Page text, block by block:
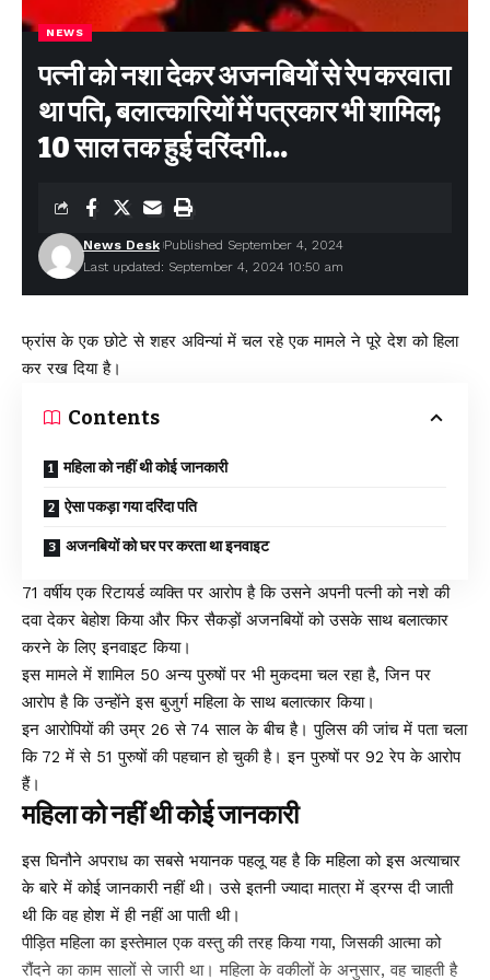
NEWS
पत्नी को नशा देकर अजनबियों से रेप करवाता
था पति, बलात्कारियों में पत्रकार भी शामिल;
10 साल तक हुई दरिंदगी…
Last updated: September 4, 2024 10:50 am
News Desk Published September 4, 2024
फ्रांस के एक छोटे से शहर अविन्यां में चल रहे एक मामले ने पूरे देश को हिला
कर रख दिया है।
Contents
महिला को नहीं थी कोई जानकारी
ऐसा पकड़ा गया दरिंदा पति
अजनबियों को घर पर करता था इनवाइट
71 वर्षीय एक रिटायर्ड व्यक्ति पर आरोप है कि उसने अपनी पत्नी को नशे की
दवा देकर बेहोश किया और फिर सैकड़ों अजनबियों को उसके साथ बलात्कार
करने के लिए इनवाइट किया।
इस मामले में शामिल 50 अन्य पुरुषों पर भी मुकदमा चल रहा है, जिन पर
आरोप है कि उन्होंने इस बुजुर्ग महिला के साथ बलात्कार किया।
इन आरोपियों की उम्र 26 से 74 साल के बीच है। पुलिस की जांच में पता चला
कि 72 में से 51 पुरुषों की पहचान हो चुकी है। इन पुरुषों पर 92 रेप के आरोप
हैं।
महिला को नहीं थी कोई जानकारी
इस घिनौने अपराध का सबसे भयानक पहलू यह है कि महिला को इस अत्याचार
के बारे में कोई जानकारी नहीं थी। उसे इतनी ज्यादा मात्रा में ड्रग्स दी जाती
थी कि वह होश में ही नहीं आ पाती थी।
पीड़ित महिला का इस्तेमाल एक वस्तु की तरह किया गया, जिसकी आत्मा को
रौंदने का काम सालों से जारी था। महिला के वकीलों के अनुसार, वह चाहती है